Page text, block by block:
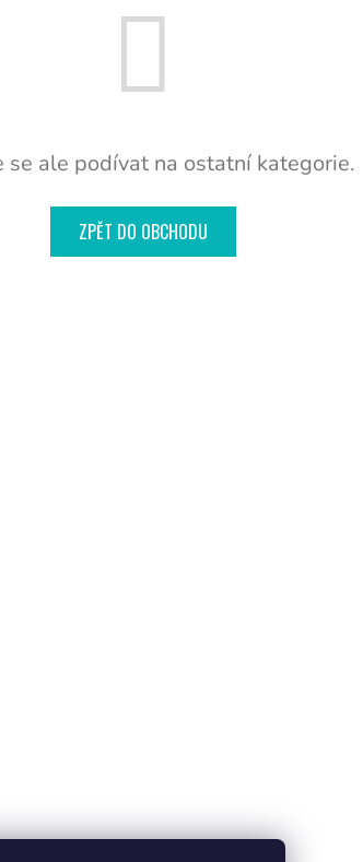
se ale podívat na ostatní kategorie.
ZPĚT DO OBCHODU